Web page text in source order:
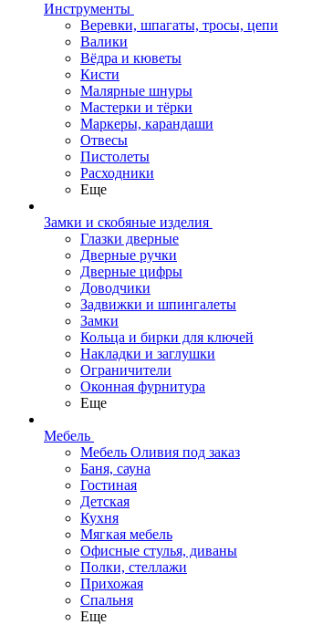
Инструменты
Веревки, шпагаты, тросы, цепи
Валики
Вёдра и кюветы
Кисти
Малярные шнуры
Мастерки и тёрки
Маркеры, карандаши
Отвесы
Пистолеты
Расходники
Еще
Замки и скобяные изделия
Глазки дверные
Дверные ручки
Дверные цифры
Доводчики
Задвижки и шпингалеты
Замки
Кольца и бирки для ключей
Накладки и заглушки
Ограничители
Оконная фурнитура
Еще
Мебель
Мебель Оливия под заказ
Баня, сауна
Гостиная
Детская
Кухня
Мягкая мебель
Офисные стулья, диваны
Полки, стеллажи
Прихожая
Спальня
Еще